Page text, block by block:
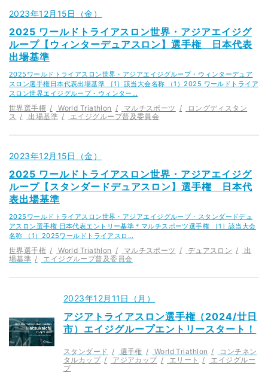
2023年12月15日（金）
2025 ワールドトライアスロン世界・アジアエイジグ
ループ【ウィンターデュアスロン】選手権 日本代表
出場基準
2025ワールドトライアスロン世界・アジアエイジグループ・ウィンターデュア
スロン選手権日本代表出場基準 ［1］該当大会名称 （1）2025 ワールドトライア
スロン世界エイジグループ・ウィンター…
世界選手権 World Triathlon マルチスポーツ
ロングディスタン
ス
出場基準 エイジグループ普及委員会
2023年12月15日（金）
2025 ワールドトライアスロン世界・アジアエイジグ
ループ【スタンダードデュアスロン】選手権 日本代
表出場基準
2025ワールドトライアスロン世界・アジアエイジグループ・スタンダードデュ
アスロン選手権 日本代表エントリー基準＊マルチスポーツ選手権 ［1］該当大会
名称 （1）2025ワールドトライアスロ…
世界選手権 World Triathlon マルチスポーツ デュアスロン
出
場基準
エイジグループ普及委員会
2023年12月11日（月）
アジアトライアスロン選手権（2024/廿日
市）エイジグループエントリースタート！
スタンダード 選手権 World Triathlon
コンチネン
タルカップ
アジアカップ エリート
エイジグルー
プ